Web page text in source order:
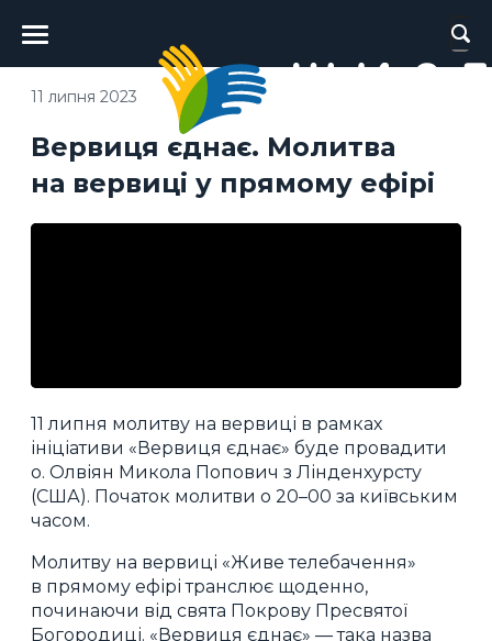
Головне
меню
Вервиця єднає. Молитва
на вервиці у прямому ефірі
11 липня 2023
11 липня молитву на вервиці в рамках
ініціативи «Вервиця єднає» буде провадити
о. Олвіян Микола Попович з Лінденхурсту
(США). Початок молитви о 20–00 за київським
часом.
Молитву на вервиці «Живе телебачення»
в прямому ефірі транслює щоденно,
починаючи від свята Покрову Пресвятої
Богородиці. «Вервиця єднає» — така назва